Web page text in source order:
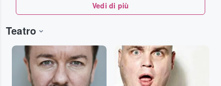
Vedi di più
Teatro